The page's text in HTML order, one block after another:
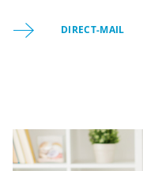
DIRECT-MAIL